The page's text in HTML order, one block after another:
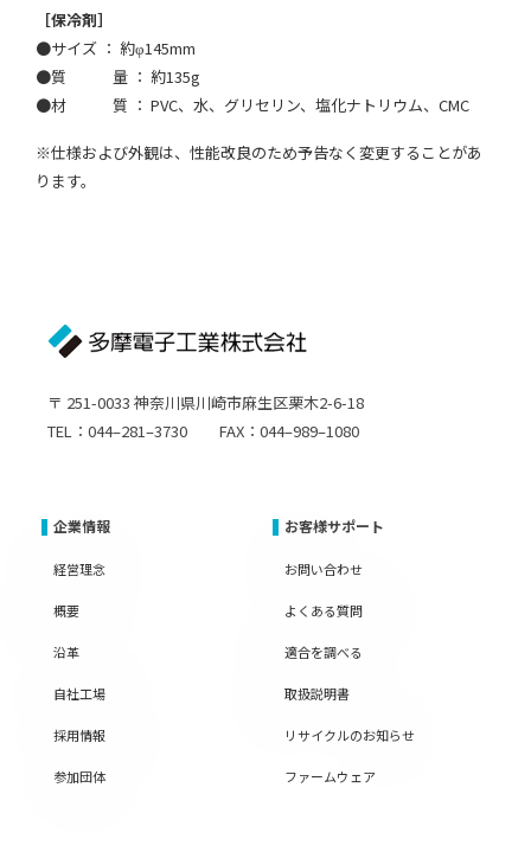
［保冷剤］
●サイズ ： 約φ145mm
●質 量 ： 約135g
●材 質 ： PVC、水、グリセリン、塩化ナトリウム、CMC
※仕様および外観は、性能改良のため予告なく変更することがあ
ります。
〒 251-0033 神奈川県川崎市麻生区栗木2-6-18
TEL：044–281–3730 FAX：044–989–1080
企業情報
経営理念
概要
沿革
自社工場
採用情報
参加団体
お客様サポート
お問い合わせ
よくある質問
適合を調べる
取扱説明書
リサイクルのお知らせ
ファームウェア